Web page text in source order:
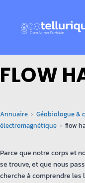
FLOW
Annuaire
Géobiologue &
électromagnétique
flow
Parce que notre corps et
se trouve, et que nous
cherche à comprendre